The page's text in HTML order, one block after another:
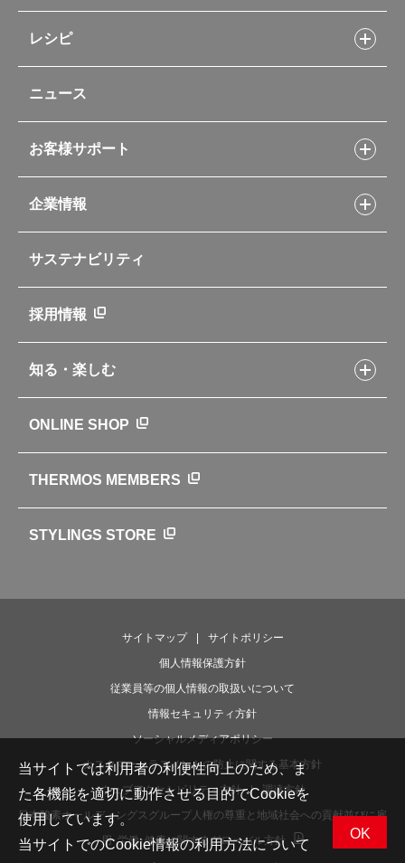
お弁当
キッチン用品
ポット・アイスペール
コーヒーメーカー
ソフトクーラー・バッグ
自転車専用ボトル
アパレル小物
新製品一覧
カタログ
レシピ
フライパンレシピ
シャトルシェフレシピ
スープジャーレシピ
イージースモーカーレシピ
レシピ本のご紹介
ニュース
お客様サポート
交換用部品の購入方法
部品の種類や販売状況を調べる
よくあるご質問・お問い合わせ
企業情報
企業理念
会社概要
ニュース
世界のサーモス
サーモスの歴史
サステナビリティ
採用情報
知る・楽しむ
クラブサーモス
WEBマガジン
お弁当にエールを込めて
ONLINE SHOP
THERMOS MEMBERS
STYLINGS STORE
サイトマップ
サイトポリシー
個人情報保護方針
従業員等の個人情報の取扱いについて
情報セキュリティ方針
ソーシャルメディアポリシー
カスタマーハラスメントの防止に関する基本方針
ウェブアクセシビリティ方針
調達方針
日本酸素ホールディングスグループ人権の尊重と地域社会への貢献並びに雇
用･労働･健康に関するグローバル方針
当サイトでは利用者の利便性向上のため、ま
た各機能を適切に動作させる目的でCookieを
使用しています。
当サイトでのCookie情報の利用方法について
OK